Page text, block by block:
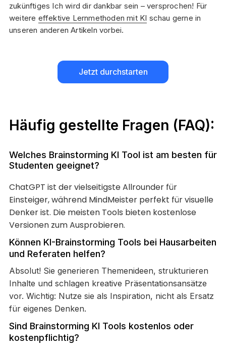
zukünftiges Ich wird dir dankbar sein – versprochen! Für
weitere effektive Lernmethoden mit KI schau gerne in
unseren anderen Artikeln vorbei.
Jetzt durchstarten
Häufig gestellte Fragen (FAQ):
Welches Brainstorming KI Tool ist am besten für
Studenten geeignet?
ChatGPT ist der vielseitigste Allrounder für
Einsteiger, während MindMeister perfekt für visuelle
Denker ist. Die meisten Tools bieten kostenlose
Versionen zum Ausprobieren.
Können KI-Brainstorming Tools bei Hausarbeiten
und Referaten helfen?
Absolut! Sie generieren Themenideen, strukturieren
Inhalte und schlagen kreative Präsentationsansätze
vor. Wichtig: Nutze sie als Inspiration, nicht als Ersatz
für eigenes Denken.
Sind Brainstorming KI Tools kostenlos oder
kostenpflichtig?